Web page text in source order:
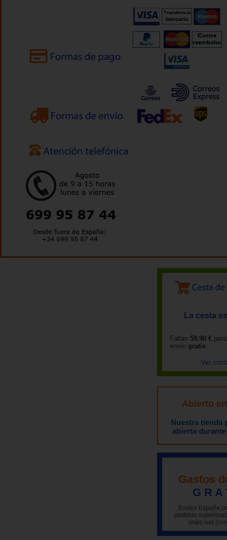
La cesta
Faltan 59,90 €
envío gratis
Ver
Abierto
Nuestra tienda
abierta
Gastos
G R A
Envíos España
pedidos
(más iva)